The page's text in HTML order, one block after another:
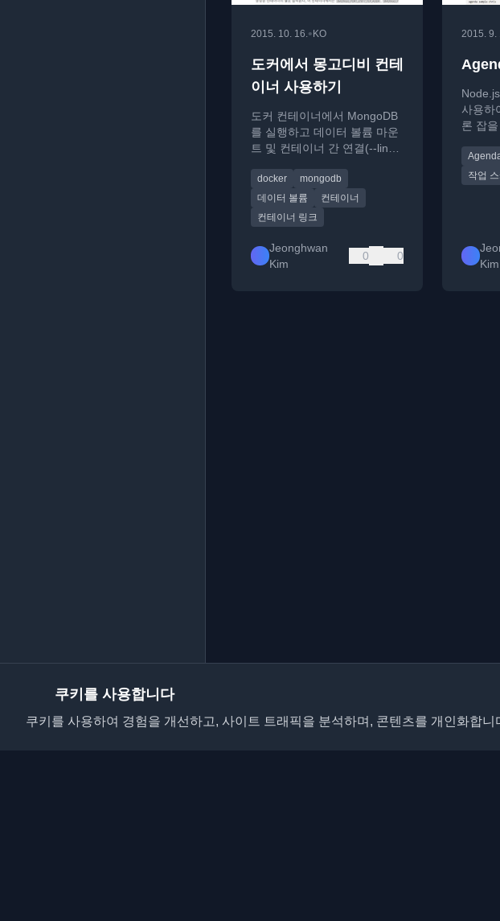
2015. 10. 16.• KO
도커에서 몽고디비 컨테
이너 사용하기
도커 컨테이너에서 MongoDB
를 실행하고 데이터 볼륨 마운
트 및 컨테이너 간 연결(--link)
다.
docker
mongodb
데이터 볼륨
컨테이너
컨테이너 링크
Jeonghwan
Kim
0 0
2015. 9.
사용하
론 잡을
작업
Kim
쿠키를 사용합니다
쿠키를 사용하여 경험을 개선하고, 사이트 트래픽을 분석하며, 콘텐츠를 개인화합